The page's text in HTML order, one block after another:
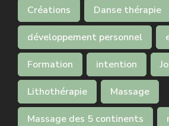
Créations Danse thérapie
développement personnel
Formation intention
Lithothérapie Massage
Massage des 5 continents